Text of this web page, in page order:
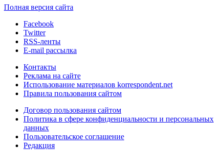
Полная версия сайта
Facebook
Twitter
RSS-ленты
E-mail рассылка
Контакты
Реклама на сайте
Использование материалов korrespondent.net
Правила пользования сайтом
Договор пользования сайтом
Политика в сфере конфиденциальности и персональных
данных
Пользовательское соглашение
Редакция